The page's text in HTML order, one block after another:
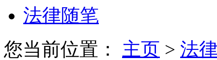
法律随笔
您当前位置： 主页 > 法